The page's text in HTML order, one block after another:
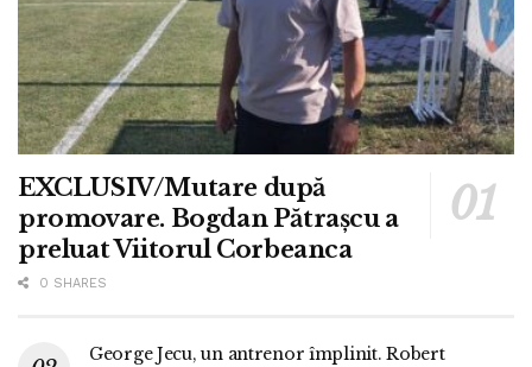
EXCLUSIV/Mutare după
promovare. Bogdan Pătrașcu a
preluat Viitorul Corbeanca
0 SHARES
George Jecu, un antrenor împlinit. Robert